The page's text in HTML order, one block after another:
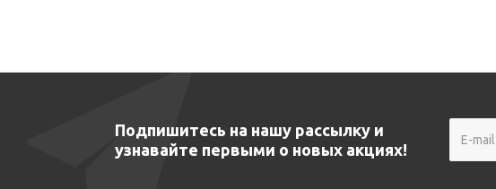
Подпишитесь на нашу рассылку и
узнавайте первыми о новых акциях!